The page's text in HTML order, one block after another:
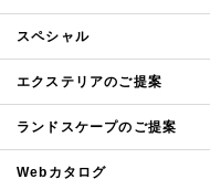
スペシャル
エクステリアのご提案
ランドスケープのご提案
Webカタログ